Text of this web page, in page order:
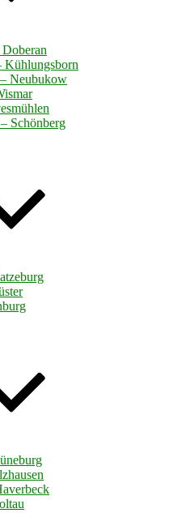
Kühlungsborn
Neubukow
Schönberg